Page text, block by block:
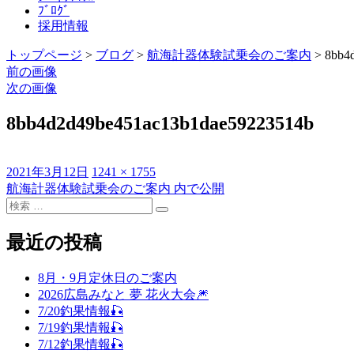
ﾌﾞﾛｸﾞ
採用情報
トップページ > ブログ > 航海計器体験試乗会のご案内 >
前の画像
次の画像
8bb4d2d49be451ac13b1dae59223514b
投
稿
日:
2021年3月12日 フ
ル
ズ
1241 × 1755
投
稿
ナ
航海計器体験試乗会のご案内 内で公開
検
対
象:
検
最近の投稿
8月・9月定休日のご案内
2026広島みなと 夢 花火大会🎆
7/20釣果情報🎣
7/19釣果情報🎣
7/12釣果情報🎣